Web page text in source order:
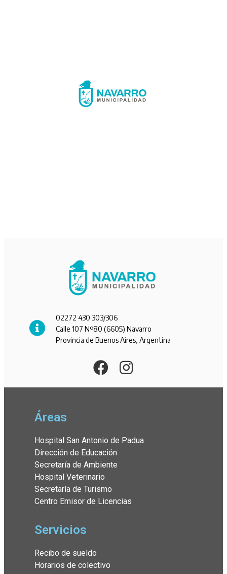
02272 430 303/306
Calle 107 Nº80 (6605) Navarro
Provincia de Buenos Aires, Argentina
Áreas
Hospital San Antonio de Padua
Dirección de Educación
Secretaría de Ambiente
Hospital Veterinario
Secretaría de Turismo
Centro Emisor de Licencias
Servicios
Recibo de sueldo
Horarios de colectivo